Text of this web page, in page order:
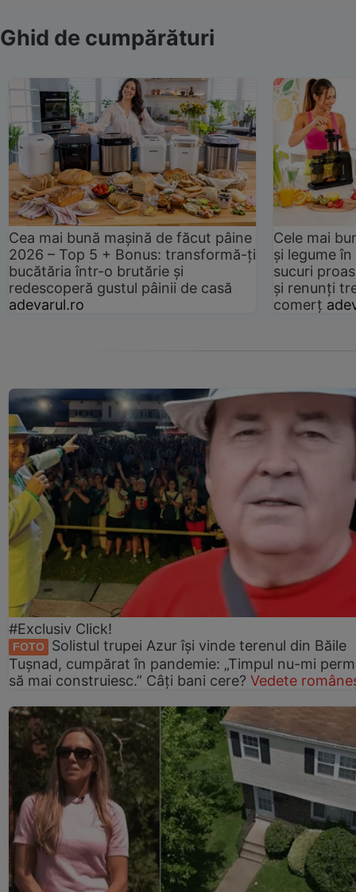
Ghid de cumpărături
Cea mai bună mașină de făcut pâine
2026 – Top 5 + Bonus: transformă-ți
bucătăria într-o brutărie și
redescoperă gustul pâinii de casă
adevarul.ro
Cele mai
și legume
sucuri
și renunți
comerț
#Exclusiv Click!
FOTO
Solistul trupei Azur își vinde terenul din Băile
Tușnad, cumpărat în pandemie: „Timpul nu-mi
să mai construiesc.” Câți bani cere? Vedete